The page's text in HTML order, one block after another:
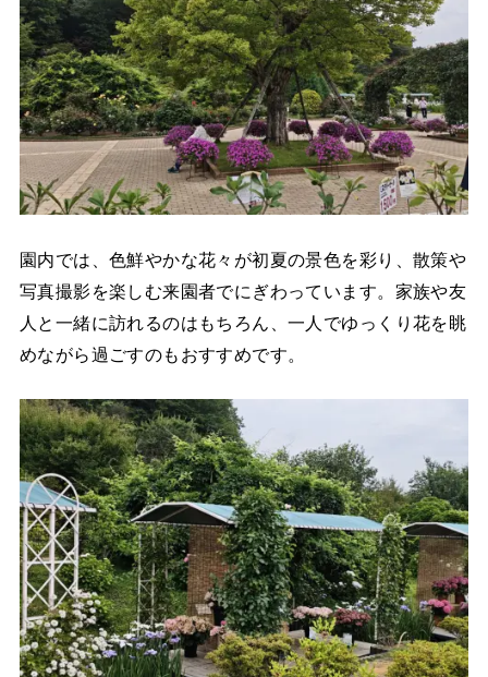
園内では、色鮮やかな花々が初夏の景色を彩り、散策や
写真撮影を楽しむ来園者でにぎわっています。家族や友
人と一緒に訪れるのはもちろん、一人でゆっくり花を眺
めながら過ごすのもおすすめです。